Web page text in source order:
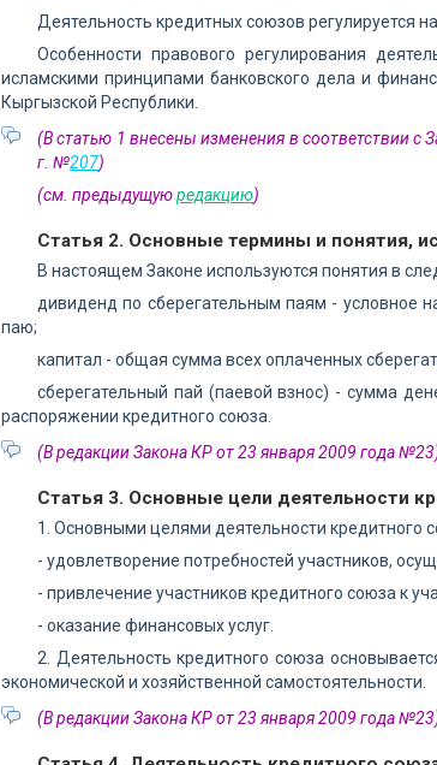
Деятельность кредитных союзов регулируется
Особенности правового регулирования
исламскими принципами банковского дела и
Кыргызской Республики.
(В статью 1 внесены изменения в соответствии
г. №207)
(см. предыдущуюредакцию)
Статья 2. Основные термины и понятия,
В настоящем Законе используются понятия в
дивиденд по сберегательным паям - условное
паю;
капитал - общая сумма всех оплаченных
сберегательный пай (паевой взнос) - сумма
распоряжении кредитного союза.
(В редакции Закона КР от 23 января 2009 года
Статья 3. Основные цели деятельности
1. Основными целями деятельности кредитного
- удовлетворение потребностей участников,
- привлечение участников кредитного союза к
- оказание финансовых услуг.
2. Деятельность кредитного союза
экономической и хозяйственной самостоятельности.
(В редакции Закона КР от 23 января 2009 года